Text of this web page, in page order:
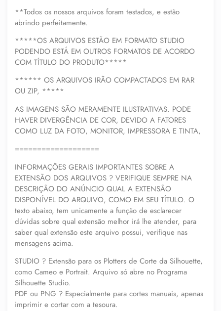
**Todos os nossos arquivos foram testados, e estão
abrindo perfeitamente.
*****OS ARQUIVOS ESTÃO EM FORMATO STUDIO
PODENDO ESTÁ EM OUTROS FORMATOS DE ACORDO
COM TÍTULO DO PRODUTO*****
****** OS ARQUIVOS IRÃO COMPACTADOS EM RAR
OU ZIP, *****
AS IMAGENS SÃO MERAMENTE ILUSTRATIVAS. PODE
HAVER DIVERGÊNCIA DE COR, DEVIDO A FATORES
COMO LUZ DA FOTO, MONITOR, IMPRESSORA E TINTA,
===================
INFORMAÇÕES GERAIS IMPORTANTES SOBRE A
EXTENSÃO DOS ARQUIVOS ? VERIFIQUE SEMPRE NA
DESCRIÇÃO DO ANÚNCIO QUAL A EXTENSÃO
DISPONÍVEL DO ARQUIVO, COMO EM SEU TÍTULO. O
texto abaixo, tem unicamente a função de esclarecer
dúvidas sobre qual extensão melhor irá lhe atender, para
saber qual extensão este arquivo possui, verifique nas
mensagens acima.
STUDIO ? Extensão para os Plotters de Corte da Silhouette,
como Cameo e Portrait. Arquivo só abre no Programa
Silhouette Studio.
PDF ou PNG ? Especialmente para cortes manuais, apenas
imprimir e cortar com a tesoura.